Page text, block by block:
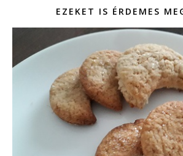
EZEKET IS ÉRDEMES